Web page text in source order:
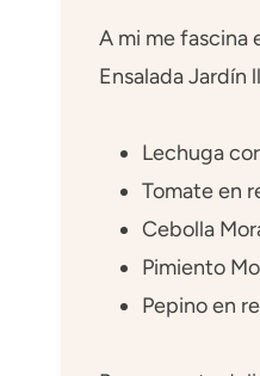
A mi me fascina
Ensalada Jardín
Lechuga
Tomate en
Cebolla
Pimiento
Pepino en